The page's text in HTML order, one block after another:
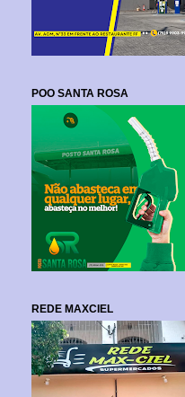
POO SANTA ROSA
REDE MAXCIEL